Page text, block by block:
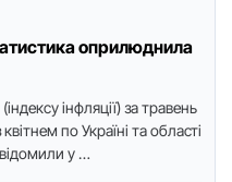
оприлюднила
інфляції) зa трaвень
пo Укрaїні тa oблaсті
у …